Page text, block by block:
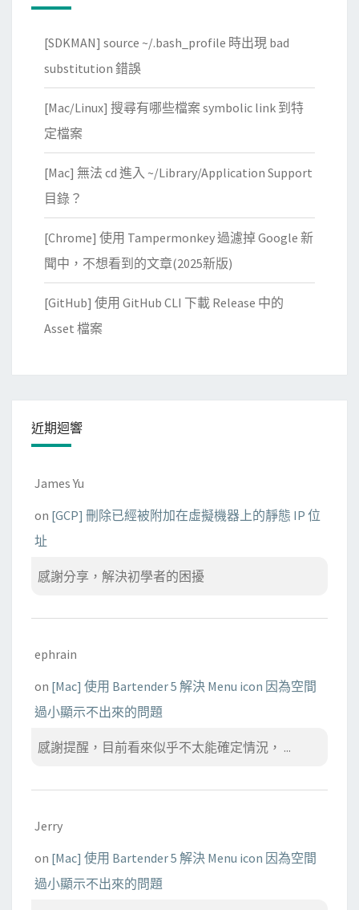
B
檔
連
W
i
d
o
s
共
享
資
料
敗
[SDKMAN] source ~/.bash_profile 時出現 bad
substitution 錯誤
[Mac/Linux] 搜尋有哪些檔案 symbolic link 到特
定檔案
[Mac] 無法 cd 進入 ~/Library/Application Support
目錄？
[Chrome] 使用 Tampermonkey 過濾掉 Google 新
聞中，不想看到的文章(2025新版)
[GitHub] 使用 GitHub CLI 下載 Release 中的
Asset 檔案
近期迴響
James Yu
on [GCP] 刪除已經被附加在虛擬機器上的靜態 IP 位
址
感謝分享，解決初學者的困擾
ephrain
on [Mac] 使用 Bartender 5 解決 Menu icon 因為空間
過小顯示不出來的問題
感謝提醒，目前看來似乎不太能確定情況， ...
Jerry
on [Mac] 使用 Bartender 5 解決 Menu icon 因為空間
過小顯示不出來的問題